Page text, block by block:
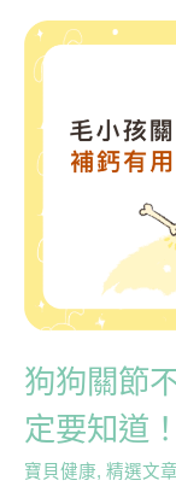
等
皮
膚
題！
狗狗關節
定要知道！
寶貝健康, 精選文章
狗
狗
節
不
要
補
件
事
主
人
定